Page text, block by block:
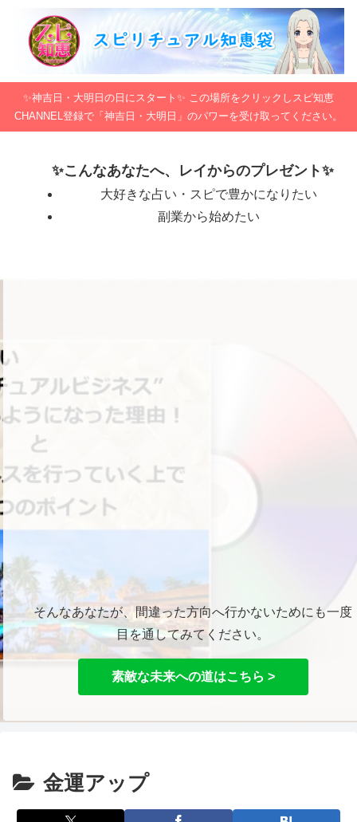
✨神吉日・大明日の日にスタート✨ この場所をクリックしスピ知恵
CHANNEL登録で「神吉日・大明日」のパワーを受け取ってください。
✨こんなあなたへ、レイからのプレゼント✨
大好きな占い・スピで豊かになりたい
副業から始めたい
そんなあなたが、間違った方向へ行かないためにも一度
目を通してみてください。
素敵な未来への道はこちら >
金運アップ